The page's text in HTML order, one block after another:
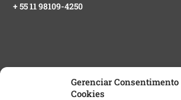
Gerenciar Consentimento
Cookies
+ 55 11 98109-4250